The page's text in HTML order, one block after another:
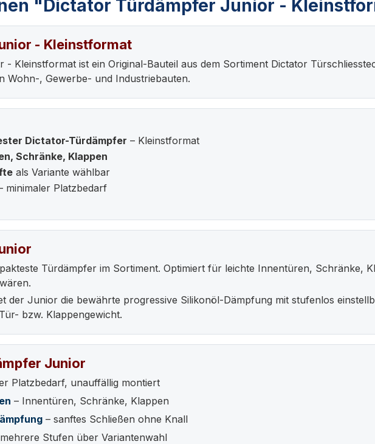
"Dictator Türdämpfer Junior -
- Kleinstformat
Kleinstformat ist ein Original-Bauteil aus dem Sortiment Dictator
Wohn-, Gewerbe- und Industriebauten.
Dictator-Türdämpfer – Kleinstformat
Schränke, Klappen
als Variante wählbar
minimaler Platzbedarf
Türdämpfer im Sortiment. Optimiert für leichte Innentüren, Schränke,
der Junior die bewährte progressive Silikonöl-Dämpfung mit stufenlos
bzw. Klappengewicht.
Junior
Platzbedarf, unauffällig montiert
– Innentüren, Schränke, Klappen
– sanftes Schließen ohne Knall
Stufen über Variantenwahl